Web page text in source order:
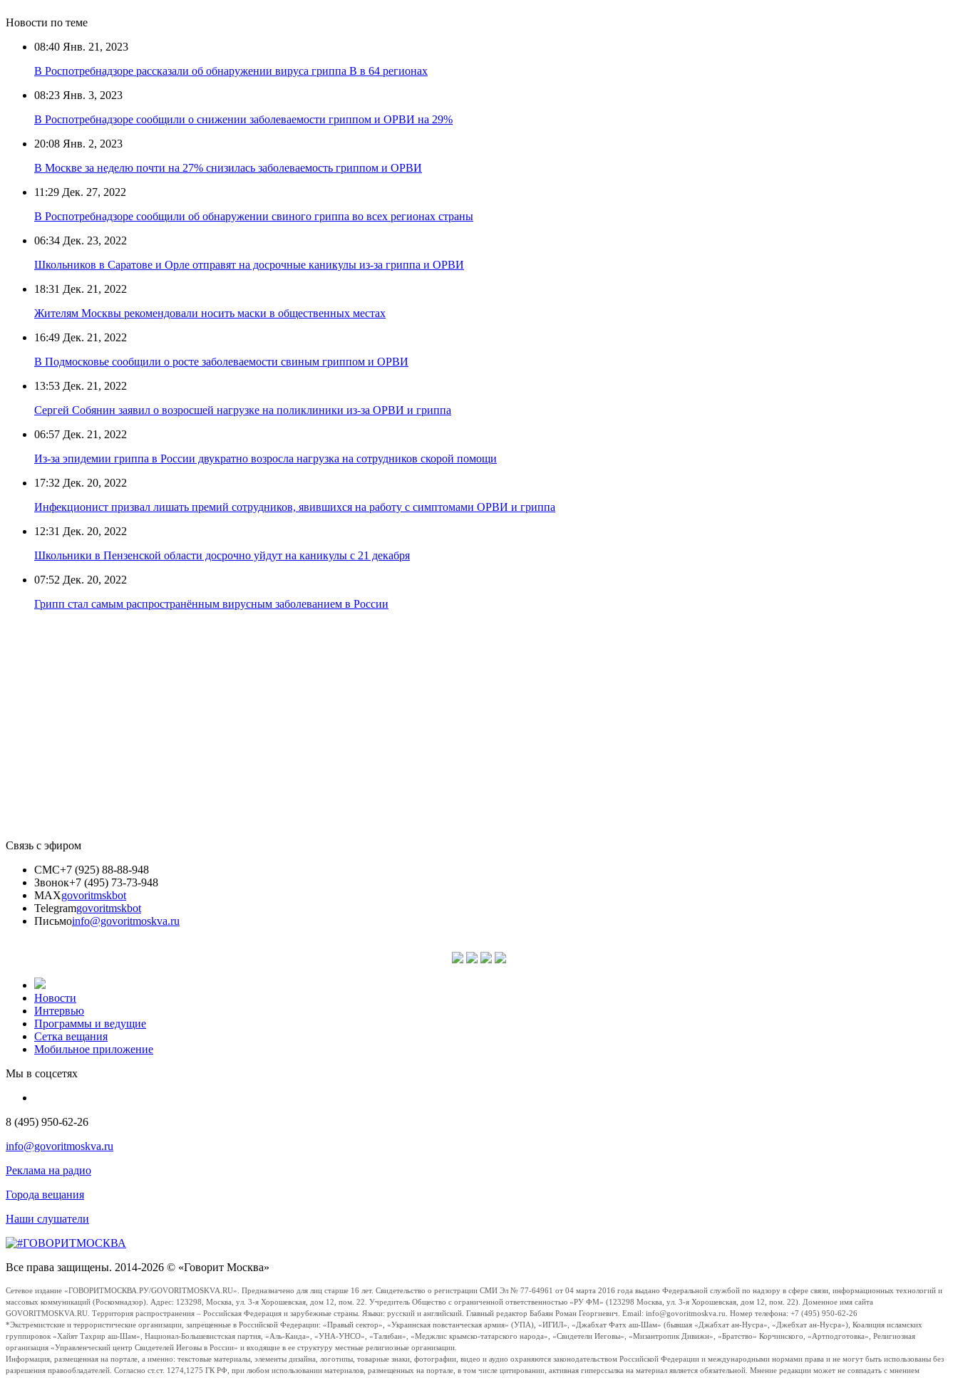
Новости по теме
08:40 Янв. 21, 2023
В Роспотребнадзоре рассказали об обнаружении вируса гриппа B в 64 регионах
08:23 Янв. 3, 2023
В Роспотребнадзоре сообщили о снижении заболеваемости гриппом и ОРВИ на 29%
20:08 Янв. 2, 2023
В Москве за неделю почти на 27% снизилась заболеваемость гриппом и ОРВИ
11:29 Дек. 27, 2022
В Роспотребнадзоре сообщили об обнаружении свиного гриппа во всех регионах страны
06:34 Дек. 23, 2022
Школьников в Саратове и Орле отправят на досрочные каникулы из-за гриппа и ОРВИ
18:31 Дек. 21, 2022
Жителям Москвы рекомендовали носить маски в общественных местах
16:49 Дек. 21, 2022
В Подмосковье сообщили о росте заболеваемости свиным гриппом и ОРВИ
13:53 Дек. 21, 2022
Сергей Собянин заявил о возросшей нагрузке на поликлиники из-за ОРВИ и гриппа
06:57 Дек. 21, 2022
Из-за эпидемии гриппа в России двукратно возросла нагрузка на сотрудников скорой помощи
17:32 Дек. 20, 2022
Инфекционист призвал лишать премий сотрудников, явившихся на работу с симптомами ОРВИ и гриппа
12:31 Дек. 20, 2022
Школьники в Пензенской области досрочно уйдут на каникулы с 21 декабря
07:52 Дек. 20, 2022
Грипп стал самым распространённым вирусным заболеванием в России
Связь с эфиром
СМС+7 (925) 88-88-948
Звонок+7 (495) 73-73-948
MAXgovoritmskbot
Telegramgovoritmskbot
Письмоinfo@govoritmoskva.ru
Новости
Интервью
Программы и ведущие
Сетка вещания
Мобильное приложение
Мы в соцсетях
8 (495) 950-62-26
info@govoritmoskva.ru
Реклама на радио
Города вещания
Наши слушатели
Все права защищены. 2014-2026 © «Говорит Москва»
Сетевое издание «ГОВОРИТМОСКВА.РУ/GOVORITMOSKVA.RU». Предназначено для лиц старше 16 лет. Свидетельство о регистрации СМИ Эл № 77-64961 от 04 марта 2016 года выдано Федеральной службой по надзору в сфере связи, информационных технологий и
массовых коммуникаций (Роскомнадзор). Адрес: 123298, Москва, ул. 3-я Хорошевская, дом 12, пом. 22. Учредитель Общество с ограниченной ответственностью «РУ ФМ» (123298 Москва, ул. 3-я Хорошевская, дом 12, пом. 22). Доменное имя сайта
GOVORITMOSKVA.RU. Территория распространения – Российская Федерация и зарубежные страны. Языки: русский и английский. Главный редактор Бабаян Роман Георгиевич. Email: info@govoritmoskva.ru. Номер телефона: +7 (495) 950-62-26
*Экстремистские и террористические организации, запрещенные в Российской Федерации: «Правый сектор», «Украинская повстанческая армия» (УПА), «ИГИЛ», «Джабхат Фатх аш-Шам» (бывшая «Джабхат ан-Нусра», «Джебхат ан-Нусра»), Коалиция исламских
группировок «Хайят Тахрир аш-Шам», Национал-Большевистская партия, «Аль-Каида», «УНА-УНСО», «Талибан», «Меджлис крымско-татарского народа», «Свидетели Иеговы», «Мизантропик Дивижн», «Братство» Корчинского, «Артподготовка», Религиозная
организация «Управленческий центр Свидетелей Иеговы в России» и входящие в ее структуру местные религиозные организации.
Информация, размещенная на портале, а именно: текстовые материалы, элементы дизайна, логотипы, товарные знаки, фотографии, видео и аудио охраняются законодательством Российской Федерации и международными нормами права и не могут быть использованы без
разрешения правообладателей. Согласно ст.ст. 1274,1275 ГК РФ, при любом использовании материалов, размещенных на портале, в том числе цитировании, активная гиперссылка на материал является обязательной. Мнение редакции может не совпадать с мнением